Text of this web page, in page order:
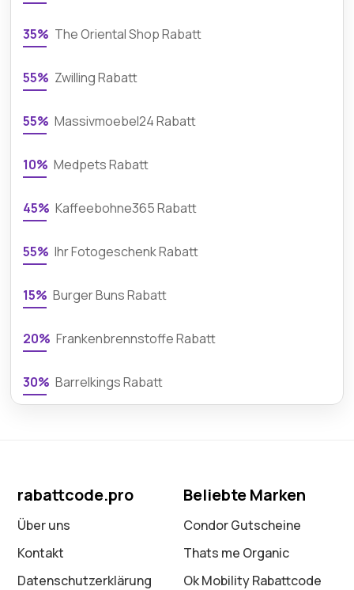
35% The Oriental Shop Rabatt
55% Zwilling Rabatt
55% Massivmoebel24 Rabatt
10% Medpets Rabatt
45% Kaffeebohne365 Rabatt
55% Ihr Fotogeschenk Rabatt
15% Burger Buns Rabatt
20% Frankenbrennstoffe Rabatt
30% Barrelkings Rabatt
rabattcode.pro
Über uns
Kontakt
Datenschutz­erklärung
Beliebte Marken
Condor Gutscheine
Thats me Organic
Ok Mobility Rabattcode